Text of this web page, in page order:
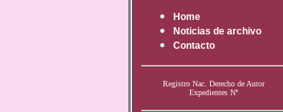
Home
Noticias de archivo
Contacto
Registro Nac. Derecho de Autor
Expedientes Nª